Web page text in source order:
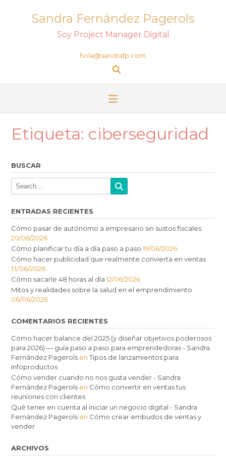
Sandra Fernández Pagerols
Soy Project Manager Digital
hola@sandrafp.com
Etiqueta: ciberseguridad
BUSCAR
ENTRADAS RECIENTES
Cómo pasar de autónomo a empresario sin sustos fiscales
20/06/2026
Cómo planificar tu día a día paso a paso 19/06/2026
Cómo hacer publicidad que realmente convierta en ventas
13/06/2026
Cómo sacarle 48 horas al día 12/06/2026
Mitos y realidades sobre la salud en el emprendimiento
06/06/2026
COMENTARIOS RECIENTES
Cómo hacer balance del 2025 (y diseñar objetivos poderosos
para 2026) — guía paso a paso para emprendedoras - Sandra
Fernández Pagerols enTipos de lanzamientos para
infoproductos
Cómo vender cuando no nos gusta vender - Sandra
Fernández Pagerols en Cómo convertir en ventas tus
reuniones con clientes
Qué tener en cuenta al iniciar un negocio digital - Sandra
Fernández Pagerols en Cómo crear embudos de ventas y
vender
ARCHIVOS